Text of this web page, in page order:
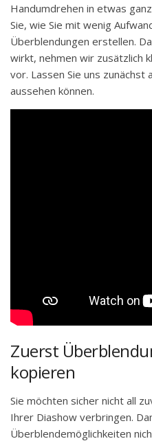
Handumdrehen in etwas
Sie, wie Sie mit wenig
Überblendungen erstellen.
wirkt, nehmen wir zusätzlich
vor. Lassen Sie uns
aussehen können.
Zuerst
kopieren
Sie möchten sicher nicht all
Ihrer Diashow verbringen.
Überblendemöglichkeiten